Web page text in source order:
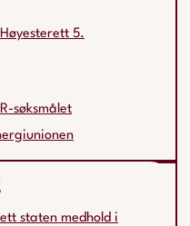
5.
søksmålet
staten medhold i